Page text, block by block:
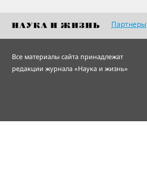
Партнеры
Все материалы сайта принадлежат
редакции журнала «Наука и жизнь»